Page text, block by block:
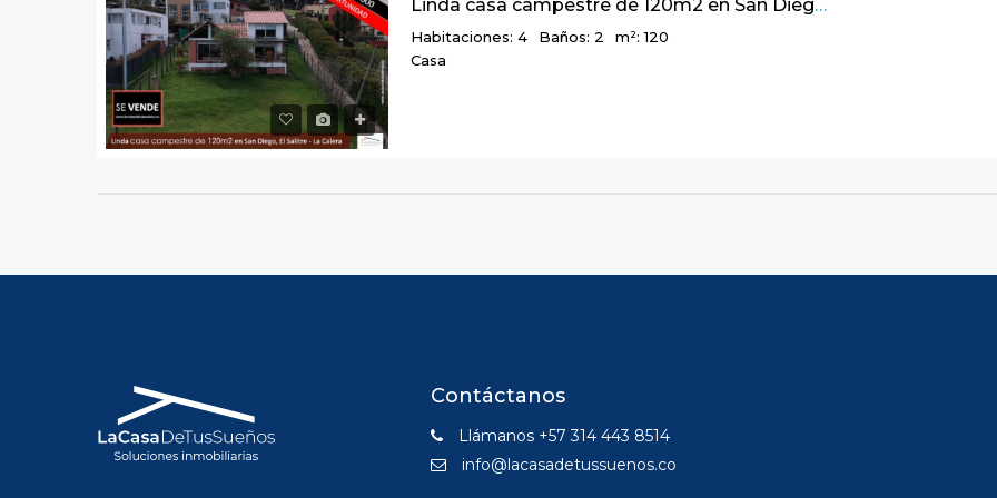
Linda casa campestre de 120m2 en San Diego, El Salitre – La Calera
Habitaciones: 4 Baños: 2
m²: 120
Casa
Contáctanos
Llámanos +57 314 443 8514
info@lacasadetussuenos.co